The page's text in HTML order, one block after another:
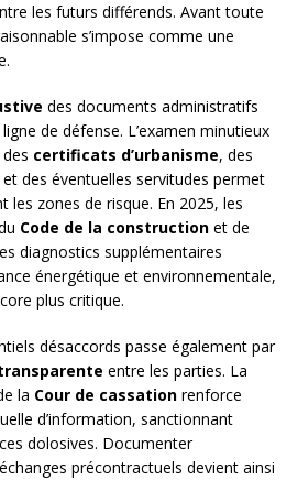
les futurs différends. Avant toute
s’impose comme une
des documents administratifs
de défense. L’examen minutieux
certificats d’urbanisme, des
des éventuelles servitudes permet
les zones de risque. En 2025, les
Code de la construction et de
diagnostics supplémentaires
énergétique et environnementale,
plus critique.
désaccords passe également par
entre les parties. La
la Cour de cassation renforce
d’information, sanctionnant
dolosives. Documenter
précontractuels devient ainsi